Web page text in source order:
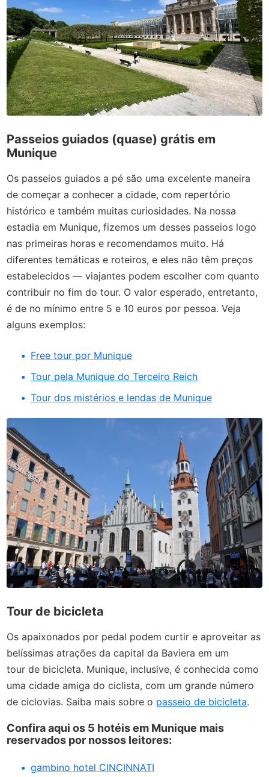
Passeios guiados (quase) grátis em
Munique
Os passeios guiados a pé são uma excelente maneira
de começar a conhecer a cidade, com repertório
histórico e também muitas curiosidades. Na nossa
estadia em Munique, fizemos um desses passeios logo
nas primeiras horas e recomendamos muito. Há
diferentes temáticas e roteiros, e eles não têm preços
estabelecidos — viajantes podem escolher com quanto
contribuir no fim do tour. O valor esperado, entretanto,
é de no mínimo entre 5 e 10 euros por pessoa. Veja
alguns exemplos:
Free tour por Munique
Tour pela Munique do Terceiro Reich
Tour dos mistérios e lendas de Munique
Tour de bicicleta
Os apaixonados por pedal podem curtir e aproveitar as
belíssimas atrações da capital da Baviera em um
tour de bicicleta. Munique, inclusive, é conhecida como
uma cidade amiga do ciclista, com um grande número
de ciclovias. Saiba mais sobre o passeio de bicicleta.
Confira aqui os 5 hotéis em Munique mais
reservados por nossos leitores:
gambino hotel CINCINNATI